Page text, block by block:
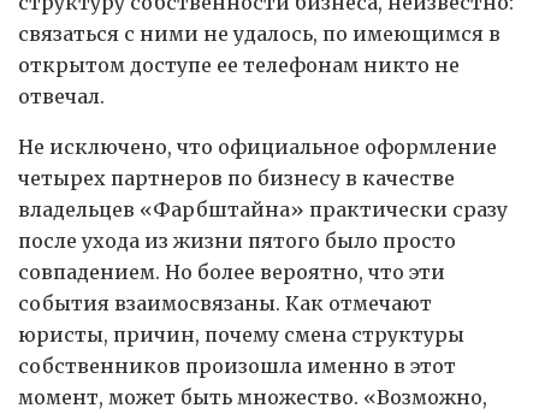
связаться с ними не удалось, по имеющимся в
открытом доступе ее телефонам никто не
отвечал.
Не исключено, что официальное оформление
четырех партнеров по бизнесу в качестве
владельцев «Фарбштайна» практически сразу
после ухода из жизни пятого было просто
совпадением. Но более вероятно, что эти
события взаимосвязаны. Как отмечают
юристы, причин, почему смена структуры
собственников произошла именно в этот
момент, может быть множество. «Возможно,